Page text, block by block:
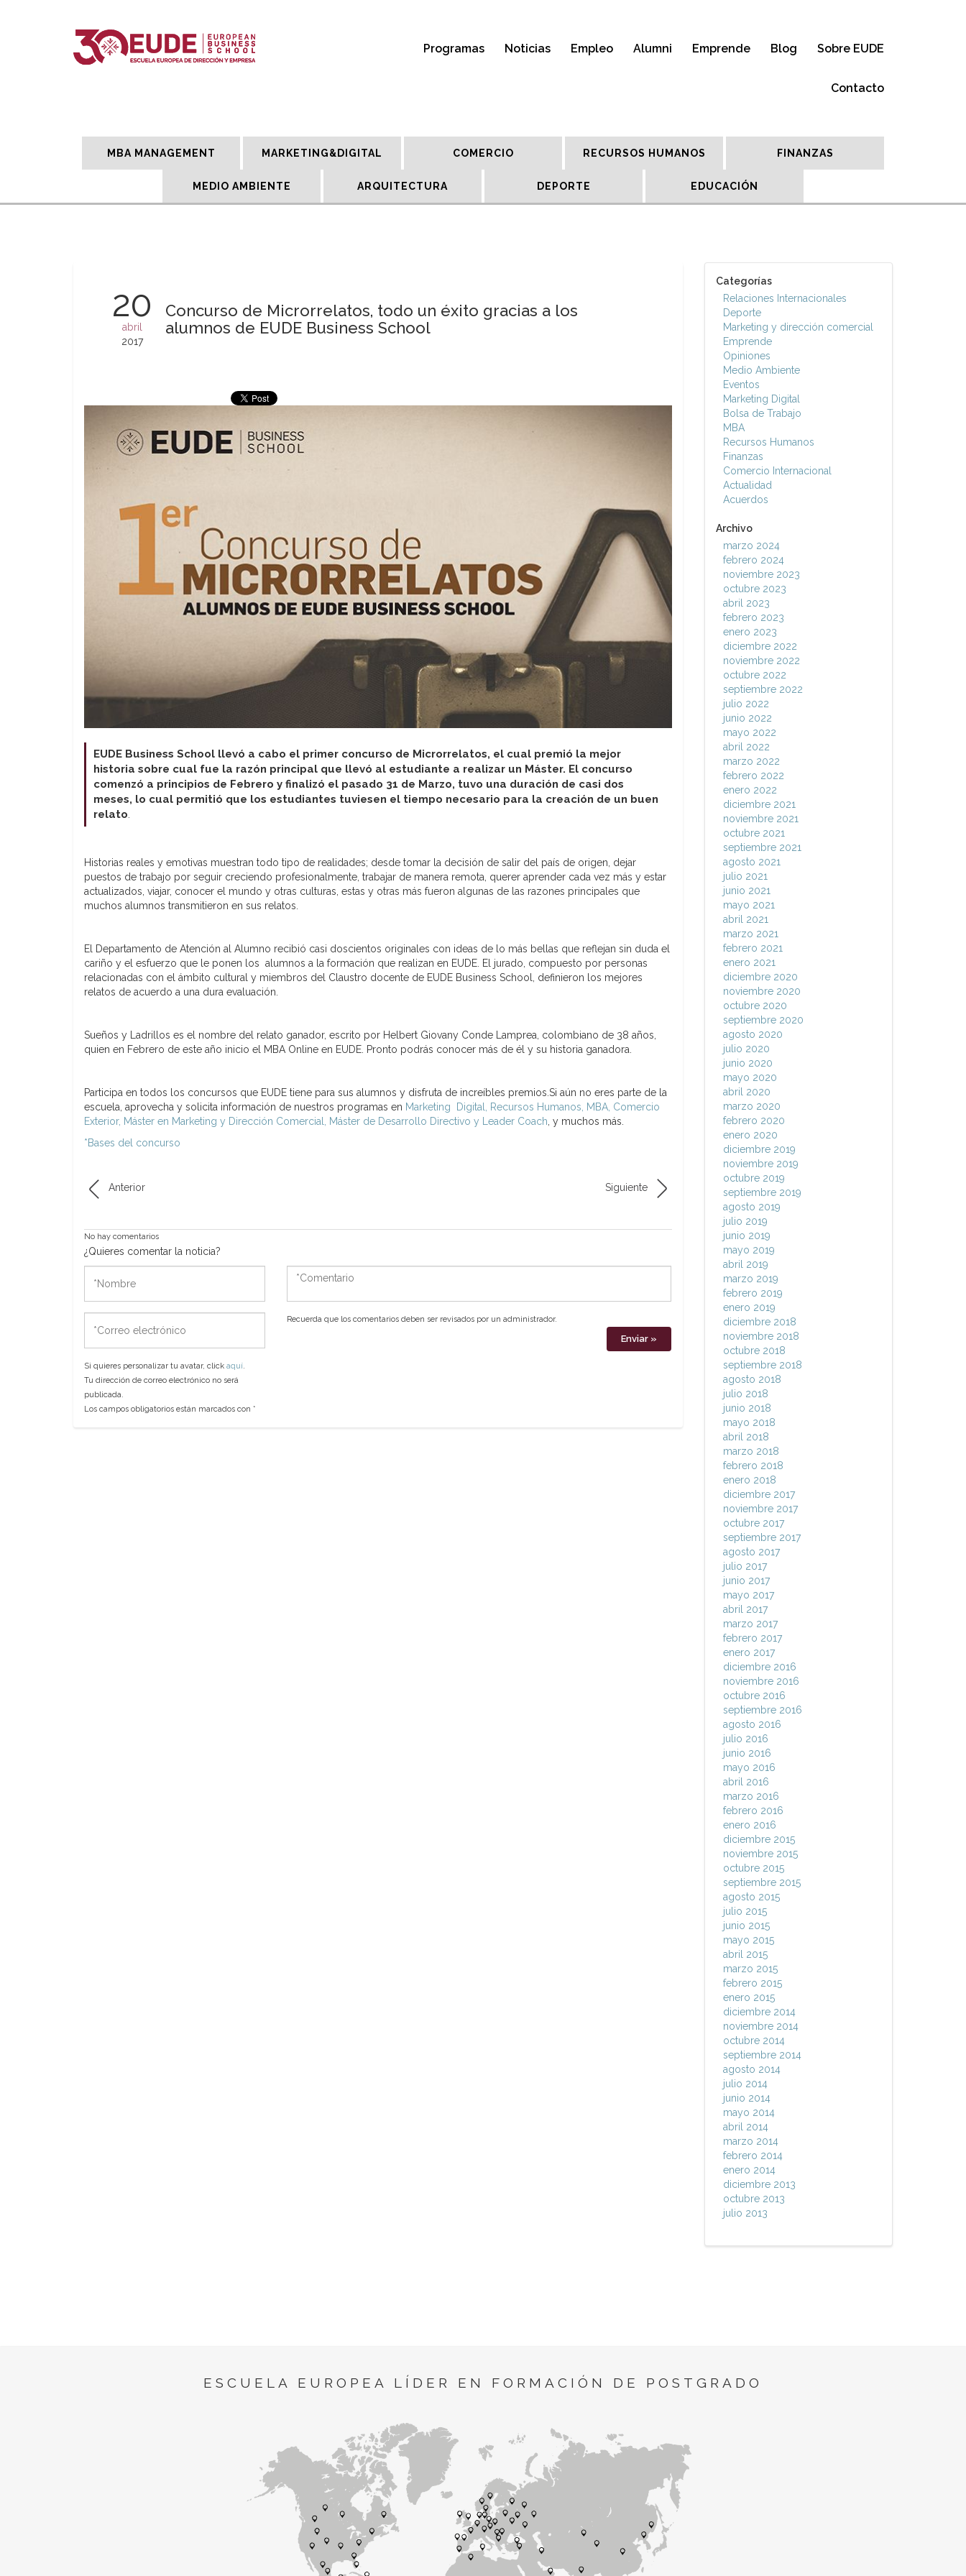
Programas Noticias Empleo Alumni Emprende Blog Sobre EUDE
Contacto
MBA MANAGEMENT MARKETING&DIGITAL COMERCIO RECURSOS HUMANOS FINANZAS
MEDIO AMBIENTE ARQUITECTURA DEPORTE EDUCACIÓN
20
abril
2017
Concurso de Microrrelatos, todo un éxito gracias a los
alumnos de EUDE Business School
EUDE Business School llevó a cabo el primer concurso de Microrrelatos, el cual premió la mejor
historia sobre cual fue la razón principal que llevó al estudiante a realizar un Máster. El concurso
comenzó a principios de Febrero y finalizó el pasado 31 de Marzo, tuvo una duración de casi dos
meses, lo cual permitió que los estudiantes tuviesen el tiempo necesario para la creación de un buen
relato.
Historias reales y emotivas muestran todo tipo de realidades; desde tomar la decisión de salir del país de origen, dejar
puestos de trabajo por seguir creciendo profesionalmente, trabajar de manera remota, querer aprender cada vez más y estar
actualizados, viajar, conocer el mundo y otras culturas, estas y otras más fueron algunas de las razones principales que
muchos alumnos transmitieron en sus relatos.
El Departamento de Atención al Alumno recibió casi doscientos originales con ideas de lo más bellas que reflejan sin duda el
cariño y el esfuerzo que le ponen los alumnos a la formación que realizan en EUDE. El jurado, compuesto por personas
relacionadas con el ámbito cultural y miembros del Claustro docente de EUDE Business School, definieron los mejores
relatos de acuerdo a una dura evaluación.
Sueños y Ladrillos es el nombre del relato ganador, escrito por Helbert Giovany Conde Lamprea, colombiano de 38 años,
quien en Febrero de este año inicio el MBA Online en EUDE. Pronto podrás conocer más de él y su historia ganadora.
Participa en todos los concursos que EUDE tiene para sus alumnos y disfruta de increíbles premios.Si aún no eres parte de la
escuela, aprovecha y solicita información de nuestros programas en Marketing Digital, Recursos Humanos, MBA, Comercio
Exterior, Máster en Marketing y Dirección Comercial, Máster de Desarrollo Directivo y Leader Coach , y muchos más.
*Bases del concurso
Anterior Siguiente
No hay comentarios
¿Quieres comentar la noticia?
electrónico
Si quieres personalizar tu avatar, click aquí.
Tu dirección de correo electrónico no será
publicada.
Los campos obligatorios están marcados con *
*Comentario
Recuerda que los comentarios deben ser revisados por un administrador.
Categorías
Relaciones Internacionales
Deporte
Marketing y dirección comercial
Emprende
Opiniones
Medio Ambiente
Eventos
Marketing Digital
Bolsa de Trabajo
MBA
Recursos Humanos
Finanzas
Comercio Internacional
Actualidad
Acuerdos
Archivo
marzo 2024
febrero 2024
noviembre 2023
octubre 2023
abril 2023
febrero 2023
enero 2023
diciembre 2022
noviembre 2022
octubre 2022
septiembre 2022
julio 2022
junio 2022
mayo 2022
abril 2022
marzo 2022
febrero 2022
enero 2022
diciembre 2021
noviembre 2021
octubre 2021
septiembre 2021
agosto 2021
julio 2021
junio 2021
mayo 2021
abril 2021
marzo 2021
febrero 2021
enero 2021
diciembre 2020
noviembre 2020
octubre 2020
septiembre 2020
agosto 2020
julio 2020
junio 2020
mayo 2020
abril 2020
marzo 2020
febrero 2020
enero 2020
diciembre 2019
noviembre 2019
octubre 2019
septiembre 2019
agosto 2019
julio 2019
junio 2019
mayo 2019
abril 2019
marzo 2019
febrero 2019
enero 2019
diciembre 2018
noviembre 2018
octubre 2018
septiembre 2018
agosto 2018
julio 2018
junio 2018
mayo 2018
abril 2018
marzo 2018
febrero 2018
enero 2018
diciembre 2017
noviembre 2017
octubre 2017
septiembre 2017
agosto 2017
julio 2017
junio 2017
mayo 2017
abril 2017
marzo 2017
febrero 2017
enero 2017
diciembre 2016
noviembre 2016
octubre 2016
septiembre 2016
agosto 2016
julio 2016
junio 2016
mayo 2016
abril 2016
marzo 2016
febrero 2016
enero 2016
diciembre 2015
noviembre 2015
octubre 2015
septiembre 2015
agosto 2015
julio 2015
junio 2015
mayo 2015
abril 2015
marzo 2015
febrero 2015
enero 2015
diciembre 2014
noviembre 2014
octubre 2014
septiembre 2014
agosto 2014
julio 2014
junio 2014
mayo 2014
abril 2014
marzo 2014
febrero 2014
enero 2014
diciembre 2013
octubre 2013
julio 2013
ESCUELA EUROPEA LÍDER EN FORMACIÓN DE POSTGRADO